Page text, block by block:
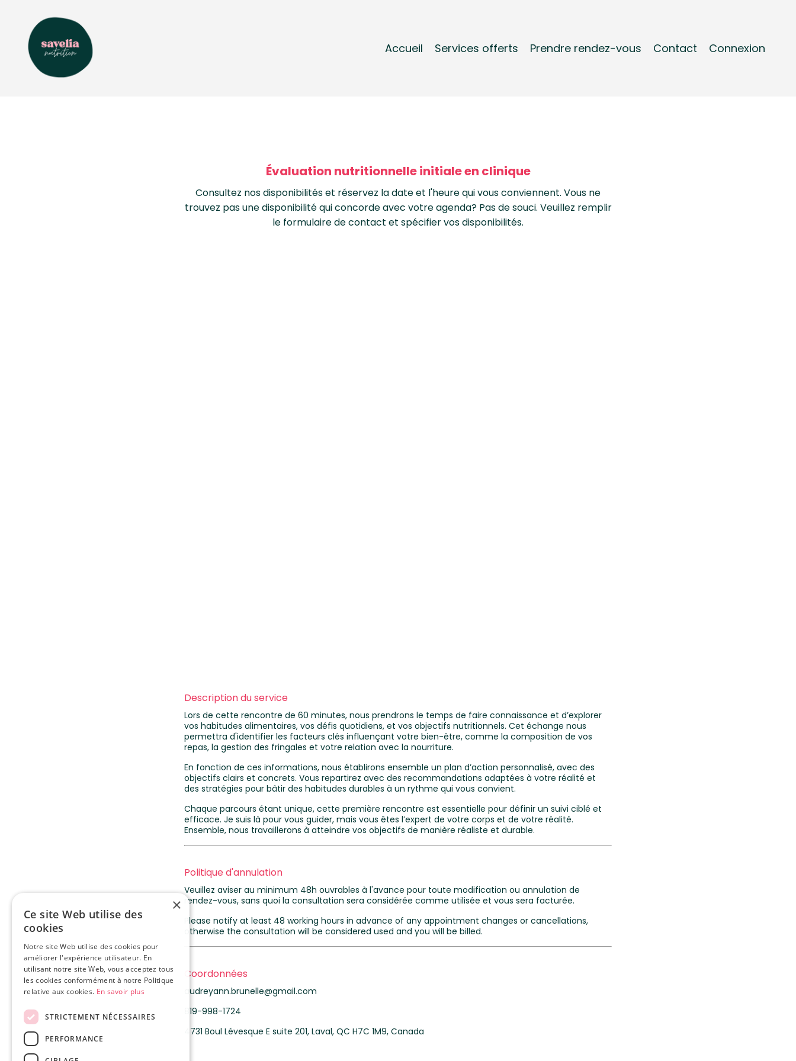
Accueil Services offerts Prendre rendez-vous Contact Connexion
Évaluation nutritionnelle initiale en clinique
Consultez nos disponibilités et réservez la date et l'heure qui vous conviennent. Vous ne
trouvez pas une disponibilité qui concorde avec votre agenda? Pas de souci. Veuillez remplir
le formulaire de contact et spécifier vos disponibilités.
Description du service
Lors de cette rencontre de 60 minutes, nous prendrons le temps de faire connaissance et d’explorer
vos habitudes alimentaires, vos défis quotidiens, et vos objectifs nutritionnels. Cet échange nous
permettra d'identifier les facteurs clés influençant votre bien-être, comme la composition de vos
repas, la gestion des fringales et votre relation avec la nourriture.
En fonction de ces informations, nous établirons ensemble un plan d’action personnalisé, avec des
objectifs clairs et concrets. Vous repartirez avec des recommandations adaptées à votre réalité et
des stratégies pour bâtir des habitudes durables à un rythme qui vous convient.
Chaque parcours étant unique, cette première rencontre est essentielle pour définir un suivi ciblé et
efficace. Je suis là pour vous guider, mais vous êtes l’expert de votre corps et de votre réalité.
Ensemble, nous travaillerons à atteindre vos objectifs de manière réaliste et durable.
Politique d'annulation
Veuillez aviser au minimum 48h ouvrables à l'avance pour toute modification ou annulation de
rendez-vous, sans quoi la consultation sera considérée comme utilisée et vous sera facturée.
Please notify at least 48 working hours in advance of any appointment changes or cancellations,
otherwise the consultation will be considered used and you will be billed.
Coordonnées
audreyann.brunelle@gmail.com
819-998-1724
4731 Boul Lévesque E suite 201, Laval, QC H7C 1M9, Canada
×
Ce site Web utilise des
cookies
Notre site Web utilise des cookies pour
améliorer l'expérience utilisateur. En
utilisant notre site Web, vous acceptez tous
les cookies conformément à notre Politique
relative aux cookies. En savoir plus
STRICTEMENT NÉCESSAIRES
PERFORMANCE